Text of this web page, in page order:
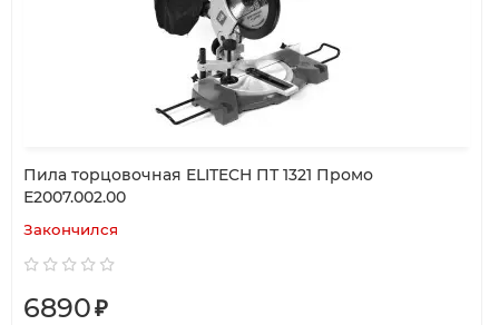
Пила торцовочная ELITECH ПТ 1321 Промо
Е2007.002.00
Закончился
6890₽